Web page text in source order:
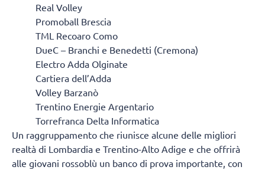
Real Volley
Promoball Brescia
TML Recoaro Como
DueC – Branchi e Benedetti (Cremona)
Electro Adda Olginate
Cartiera dell’Adda
Volley Barzanò
Trentino Energie Argentario
Torrefranca Delta Informatica
Un raggruppamento che riunisce alcune delle migliori
realtà di Lombardia e Trentino-Alto Adige e che offrirà
alle giovani rossoblù un banco di prova importante, con